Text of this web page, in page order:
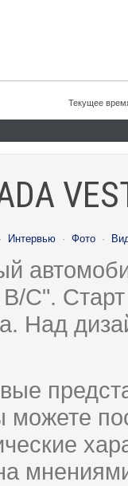
Текущее
· Интервью · Фото ·
C".
Над
можете